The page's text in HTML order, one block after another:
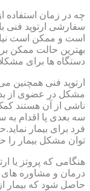
چه در زمان استفاده
سفارشی ارتوپد فنی
است و ممکن است نیاز
بهترین حالت ممکن
دستگاه ها برای
ارتوپد فنی همچنین می
مشکل در عضوی از
ناشی از آن هستند
سه بعدی پا اقدام
فرد برای بیمار
توان مشکل بیمار را
هنگامی که پروتز یا
درمان و مشاوره های
حاصل شود که بیمار